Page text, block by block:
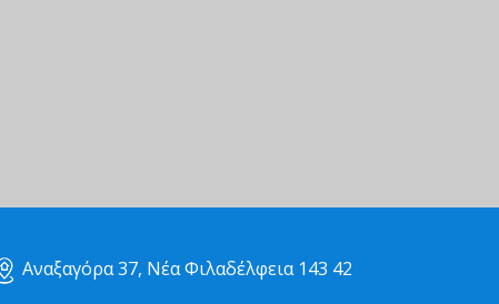
Αναξαγόρα 37, Νέα Φιλαδέλφεια 143 42